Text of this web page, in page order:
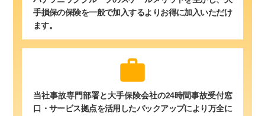
手損保の保険を一般で加入するよりお得に加入いただけ
ます。
work
当社事故専門部署と大手保険会社の24時間事故受付窓
口・サービス拠点を活用したバックアップにより万全に